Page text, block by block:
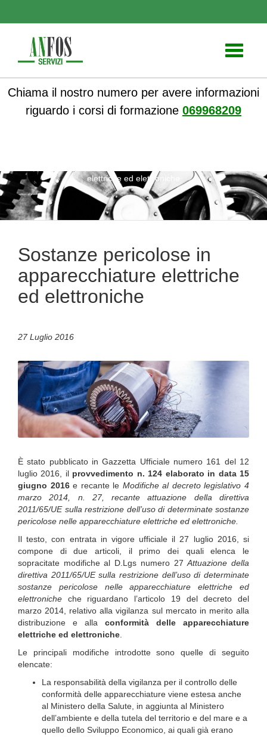
Toggle
Chiama il nostro numero per avere informazioni
riguardo i corsi di formazione 069968209
elettriche ed elettroniche
Sostanze pericolose in
apparecchiature elettriche
ed elettroniche
27 Luglio 2016
È stato pubblicato in Gazzetta Ufficiale numero 161 del 12
luglio 2016, il provvedimento n. 124 elaborato in data 15
giugno 2016e recante le Modifiche al decreto legislativo 4
marzo 2014, n. 27, recante attuazione della direttiva
2011/65/UE sulla restrizione dell’uso di determinate sostanze
pericolose nelle apparecchiature elettriche ed elettroniche.
Il testo, con entrata in vigore ufficiale il 27 luglio 2016, si
compone di due articoli, il primo dei quali elenca le
sopracitate modifiche al D.Lgs numero 27Attuazione della
direttiva 2011/65/UE sulla restrizione dell’uso di determinate
sostanze pericolose nelle apparecchiature elettriche ed
elettroniche che riguardano l’articolo 19 del decreto del
marzo 2014, relativo alla vigilanza sul mercato in merito alla
distribuzione e alla conformità delle apparecchiature
elettriche ed elettroniche.
Le principali modifiche introdotte sono quelle di seguito
elencate:
La responsabilità della vigilanza per il controllo delle
conformità delle apparecchiature viene estesa anche
al Ministero della Salute, in aggiunta al Ministero
dell’ambiente e della tutela del territorio e del mare e a
quello dello Sviluppo Economico, ai quali già erano